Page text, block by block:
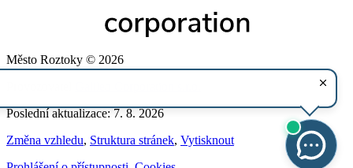
Město Roztoky © 2026
Poslední aktualizace: 7. 8. 2026
Změna vzhledu, Struktura stránek, Vytisknout